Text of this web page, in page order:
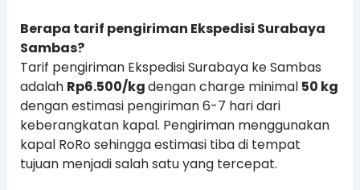
Berapa tarif pengiriman Ekspedisi Surabaya
Sambas?
Tarif pengiriman Ekspedisi Surabaya ke Sambas
adalah Rp6.500/kgdengan charge minimal 50 kg
dengan estimasi pengiriman 6-7 hari dari
keberangkatan kapal. Pengiriman menggunakan
kapal RoRo sehingga estimasi tiba di tempat
tujuan menjadi salah satu yang tercepat.